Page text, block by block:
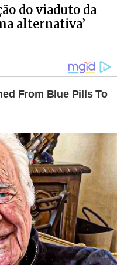
do viaduto da
alternativa’